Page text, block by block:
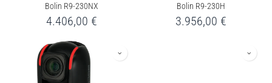
Bolin R9-230NX
4.406,00 €
Bolin R9-230H
3.956,00 €